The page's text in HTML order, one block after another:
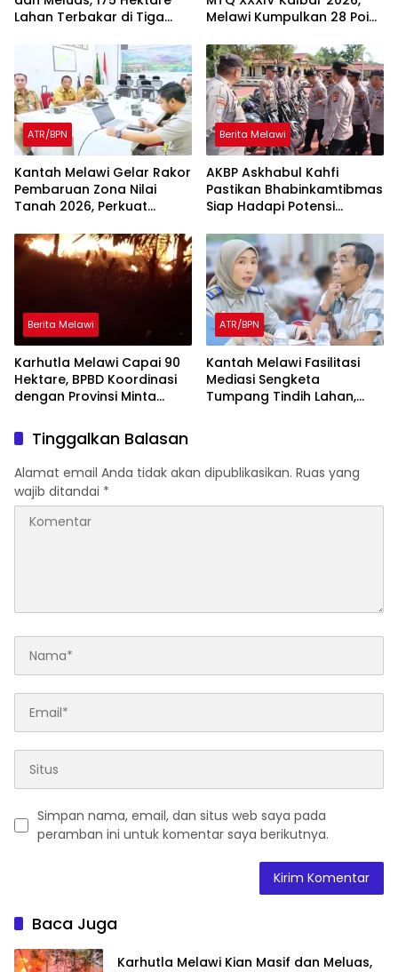
Lahan Terbakar di Tiga
Dukungan Satgas Udara
Melawi Kumpulkan 28 Poin,
Peringkat
ATR/BPN
Kantah Melawi Gelar Rakor
Pembaruan Zona Nilai
Tanah 2026, Perkuat
Berita Melawi
AKBP Askhabul Kahfi
Pastikan Bhabinkamtibmas
Siap Hadapi Potensi
Berita Melawi
Karhutla Melawi Capai 90
Hektare, BPBD Koordinasi
dengan Provinsi Minta
untuk Water Bombing
ATR/BPN
Kantah Melawi Fasilitasi
Mediasi Sengketa
Tumpang Tindih Lahan,
Tinggalkan Balasan
Alamat email Anda tidak akan dipublikasikan. Ruas yang
wajib ditandai *
Simpan nama, email, dan situs web saya pada
peramban ini untuk komentar saya berikutnya.
Baca Juga
Karhutla Melawi Kian Masif dan Meluas,